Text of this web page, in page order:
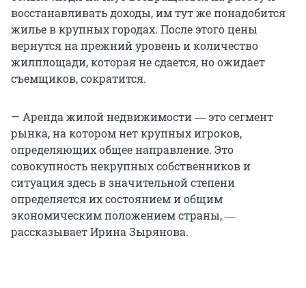
восстанавливать доходы, им тут же понадобится
жилье в крупных городах. После этого цены
вернутся на прежний уровень и количество
жилплощади, которая не сдается, но ожидает
съемщиков, сократится.
— Аренда жилой недвижимости ― это сегмент
рынка, на котором нет крупных игроков,
определяющих общее направление. Это
совокупность некрупных собственников и
ситуация здесь в значительной степени
определяется их состоянием и общим
экономическим положением страны, ―
рассказывает Ирина Зырянова.